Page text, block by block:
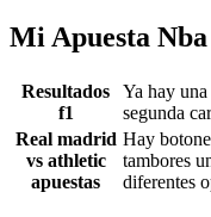
Mi Apuesta Nba
Resultados
f1
Ya hay
segunda
Real madrid
vs athletic
apuestas
Hay
tambores
diferentes